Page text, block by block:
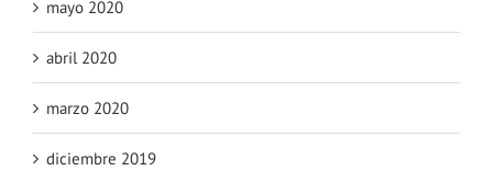
mayo 2020
abril 2020
marzo 2020
diciembre 2019